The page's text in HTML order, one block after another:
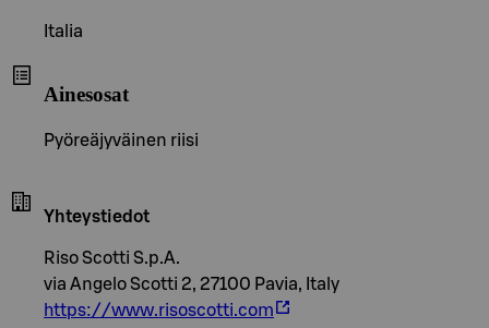
Italia
Ainesosat
Pyöreäjyväinen riisi
Yhteystiedot
Riso Scotti S.p.A.
via Angelo Scotti 2, 27100 Pavia, Italy
https://www.risoscotti.com